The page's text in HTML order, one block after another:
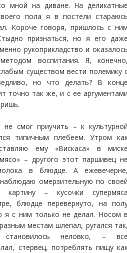
мной на диване. На
пола я в постели
Короче говоря, пришлось с
признаться, но я его
рукоприкладство и
воспитания. Я,
существом вести полемику
но что делать? В
точно так же, и с ее
смог приучить – к
типичным плебеем. Утром
ему «Вискаса» в
– другого этот паршивец
в блюдце. А
омерзительную по
картину – кусочки
блюдце перевернуто, на
я с ним только не делал. Носом
местам шлепал, ругался
неловко, –
стервец, потреблять пищу